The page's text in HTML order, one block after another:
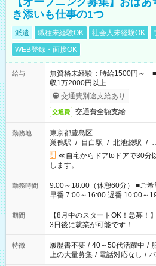
き添いも仕事の1つ
派遣 職種未経験OK 社会人未経験OK
WEB登録・面接OK
給与
無資格未経験：時給1500円～
収1万2000円以上
交通費別途支給あり
交通費 交通費全額支給
勤務地
東京都豊島区
巣鴨駅 / 目白駅 / 北池袋駅 /
≪自宅からドアtoドアで30分
します。
勤務時間
9:00～18:00（休憩60分） ■ご希望があれば下記シフトもOK！
早番 7:00～16:00 遅番 10:00～
と休みを合わせたい」 「余裕を
「できれば残業はしたくない」
ね。 ※Wワーク希望の方へ 今ご覧のお仕事で希望する勤務時間
と、もう1つのお仕事の勤務時
合は応募できません。
期間
【8月中のスタートOK！急募
3日後に就業が可能です！
特徴 履歴書不要 / 40～50代活躍中 /
上の大量募集 / 電話対応なし /